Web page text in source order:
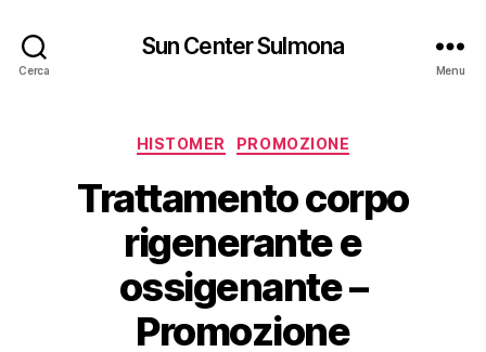
Cerca
Sun Center Sulmona
Menu
Categorie
HISTOMER PROMOZIONE
Trattamento corpo
rigenerante e
ossigenante –
Promozione